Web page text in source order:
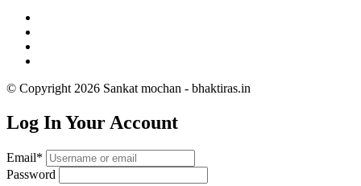
© Copyright 2026 Sankat mochan - bhaktiras.in
Log In Your Account
Email*
Password